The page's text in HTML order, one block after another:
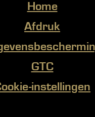
Home
Afdruk
GTC
instellingen